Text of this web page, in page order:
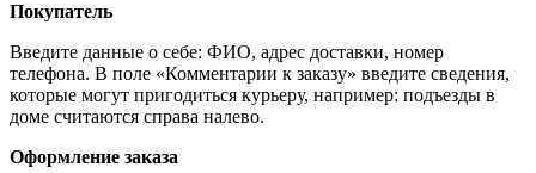
Покупатель
Введите данные о себе: ФИО, адрес доставки, номер
телефона. В поле «Комментарии к заказу» введите сведения,
которые могут пригодиться курьеру, например: подъезды в
доме считаются справа налево.
Оформление заказа